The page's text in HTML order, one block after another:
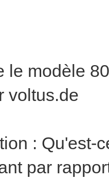
le modèle
voltus.de
: Qu'est-
par